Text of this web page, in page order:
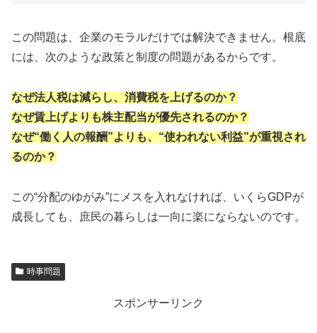
この問題は、企業のモラルだけでは解決できません。根底
には、次のような政策と制度の問題があるからです。
なぜ法人税は減らし、消費税を上げるのか？
なぜ賃上げよりも株主配当が優先されるのか？
なぜ“働く人の報酬”よりも、“使われない利益”が重視され
るのか？
この“分配のゆがみ”にメスを入れなければ、いくらGDPが
成長しても、庶民の暮らしは一向に楽にならないのです。
時事問題
スポンサーリンク